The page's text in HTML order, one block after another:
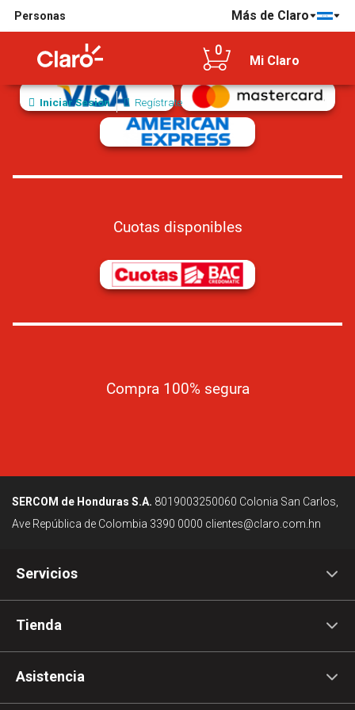
Personas Más de Claro
0
Mi Claro
Iniciar Sesión Regístrate
Tarjetas de crédito/débito aceptadas
Cuotas disponibles
Compra 100% segura
SERCOM de Honduras S.A. 8019003250060 Colonia San Carlos,
Ave República de Colombia 3390 0000 clientes@claro.com.hn
Servicios
Tienda
Asistencia